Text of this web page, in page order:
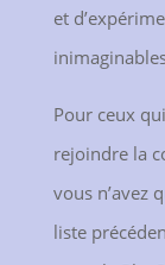
et
Pour ceux
rejoindre la
vous n’avez
liste